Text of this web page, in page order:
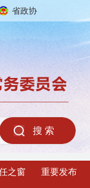
省政协
之窗 重要发布